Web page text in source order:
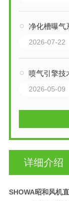
净化槽曝气系
2026-07-22
喷气引擎技术下
2026-05-09
详细介绍
SHOWA昭和风机